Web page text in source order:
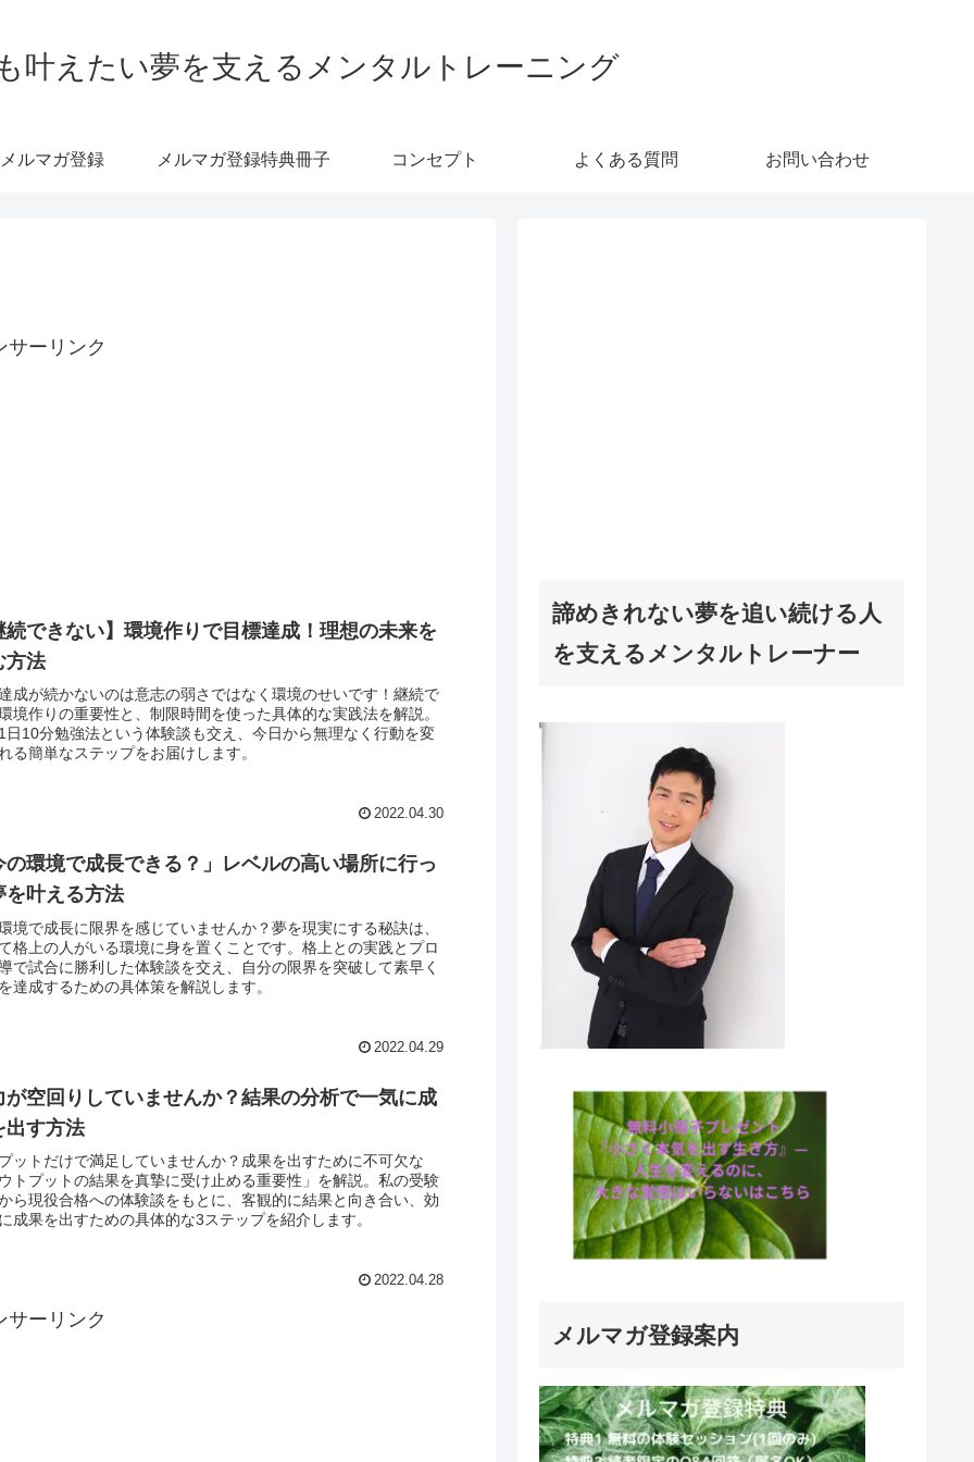
叶えたい夢を支えるメンタルトレーニング
メルマガ登録 メルマガ登録特典冊子 コンセプト よくある質問 お問い合わせ
サーリンク
続できない】環境作りで目標達成！理想の未来を
方法
成が続かないのは意志の弱さではなく環境のせいです！継続で
境作りの重要性と、制限時間を使った具体的な実践法を解説。
日10分勉強法という体験談も交え、今日から無理なく行動を変
る簡単なステップをお届けします。
2022.04.30
の環境で成長できる？」レベルの高い場所に行っ
を叶える方法
境で成長に限界を感じていませんか？夢を現実にする秘訣は、
格上の人がいる環境に身を置くことです。格上との実践とプロ
で試合に勝利した体験談を交え、自分の限界を突破して素早く
達成するための具体策を解説します。
2022.04.29
が空回りしていませんか？結果の分析で一気に成
出す方法
ットだけで満足していませんか？成果を出すために不可欠な
トプットの結果を真摯に受け止める重要性」を解説。私の受験
ら現役合格への体験談をもとに、客観的に結果と向き合い、効
成果を出すための具体的な3ステップを紹介します。
2022.04.28
サーリンク
諦めきれない夢を追い続ける人
を支えるメンタルトレーナー
メルマガ登録案内